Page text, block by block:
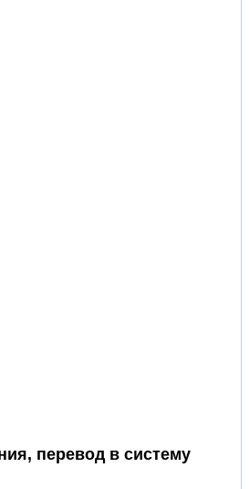
перевод в систему